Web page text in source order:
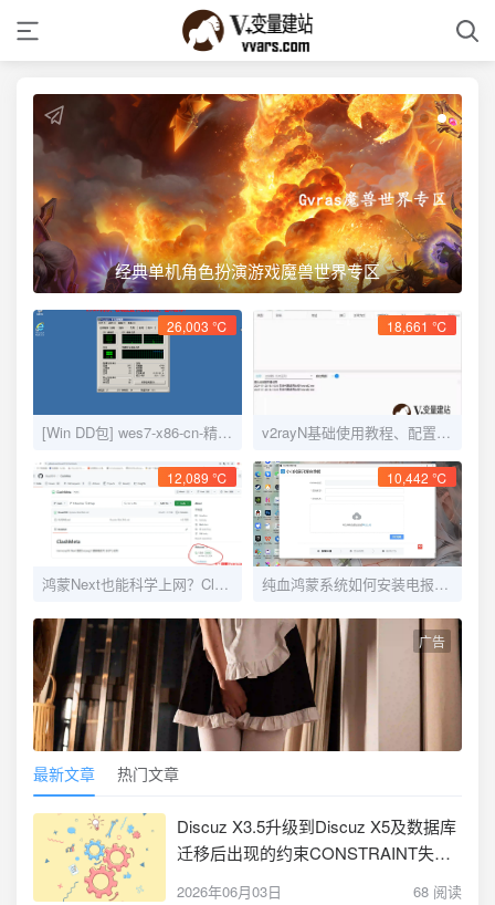
经典单机角色扮演游戏魔兽世界专区
26,003 ℃
[Win DD包] wes7-x86-cn-精简，安装后仅占用1.55G存储空间
18,661 ℃
v2rayN基础使用教程、配置说明、添加订阅、路由选择
12,089 ℃
鸿蒙Next也能科学上网？Clash Meta for harmorny next os
10,442 ℃
纯血鸿蒙系统如何安装电报、推特、Tiktok和油管APP
广告
最新文章 热门文章
Discuz X3.5升级到Discuz X5及数据库
迁移后出现的约束CONSTRAINT失败
2026年06月03日 68 阅读